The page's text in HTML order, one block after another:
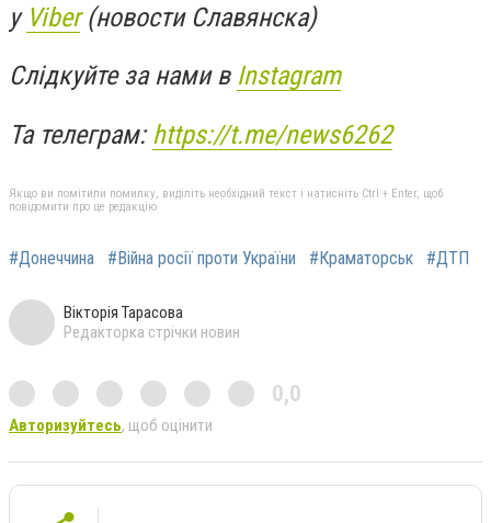
у Viber(новости Славянска)
Слідкуйте за нами в Instagram
Та телеграм:https://t.me/news6262
Якщо ви помітили помилку, виділіть необхідний текст і натисніть Ctrl + Enter, щоб
повідомити про це редакцію
#Донеччина #Війна росії проти України #Краматорськ #ДТП
Вікторія Тарасова
Редакторка стрічки новин
0,0
Авторизуйтесь, щоб оцінити